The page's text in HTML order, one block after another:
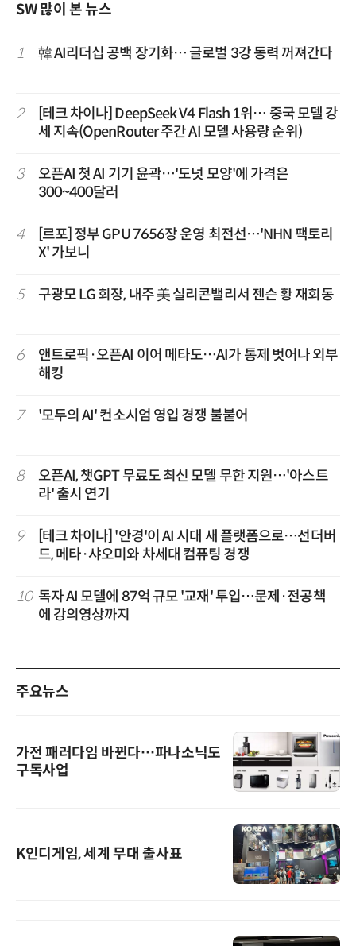
SW 많이 본 뉴스
1 韓 AI리더십 공백 장기화… 글로벌 3강 동력 꺼져간다
2
[테크 차이나] DeepSeek V4 Flash 1위… 중국 모델 강
세 지속(OpenRouter 주간 AI 모델 사용량 순위)
3
오픈AI 첫 AI 기기 윤곽…'도넛 모양'에 가격은
300~400달러
4
[르포] 정부 GPU 7656장 운영 최전선…'NHN 팩토리
X' 가보니
5 구광모 LG 회장, 내주 美 실리콘밸리서 젠슨 황 재회동
6
앤트로픽·오픈AI 이어 메타도…AI가 통제 벗어나 외부
해킹
7 '모두의 AI' 컨소시엄 영입 경쟁 불붙어
8
오픈AI, 챗GPT 무료도 최신 모델 무한 지원…'아스트
라' 출시 연기
9
[테크 차이나] '안경'이 AI 시대 새 플랫폼으로…선더버
드, 메타·샤오미와 차세대 컴퓨팅 경쟁
10 독자 AI 모델에 87억 규모 '교재' 투입…문제·전공책
에 강의영상까지
주요뉴스
가전 패러다임 바뀐다…파나소닉도
구독사업
K인디게임, 세계 무대 출사표